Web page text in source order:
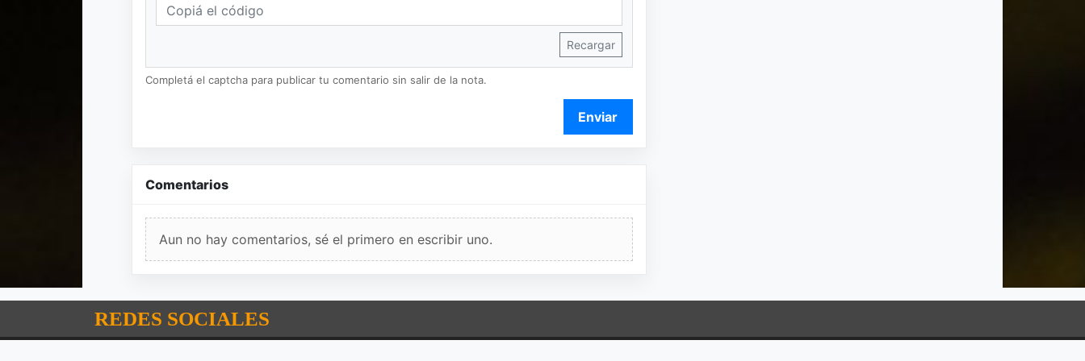
Recargar
Completá el captcha para publicar tu comentario sin salir de la nota.
Enviar
Comentarios
Aun no hay comentarios, sé el primero en escribir uno.
REDES SOCIALES